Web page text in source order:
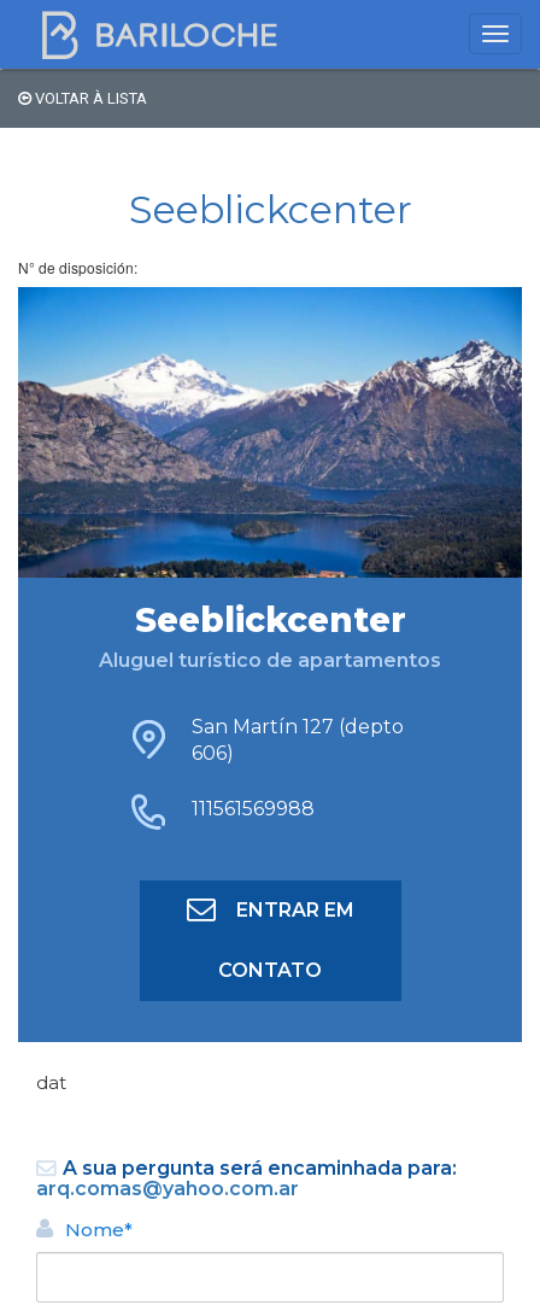
Bariloche
Tipo de hospedagem
Estrelas
Região
BUSCAR HOSPEDAGEM
VOLTAR À LISTA
Seeblickcenter
N° de disposición:
Seeblickcenter
Aluguel turístico de apartamentos
San Martín 127 (depto
606)
111561569988
ENTRAR EM
CONTATO
dat
A sua pergunta será encaminhada para:
arq.comas@yahoo.com.ar
Nome*